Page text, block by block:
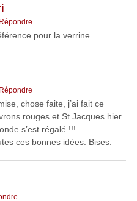
Répondre
pour la verrine
Répondre
chose faite, j’ai fait ce
rouges et St Jacques hier
s’est régalé !!!
ces bonnes idées. Bises.